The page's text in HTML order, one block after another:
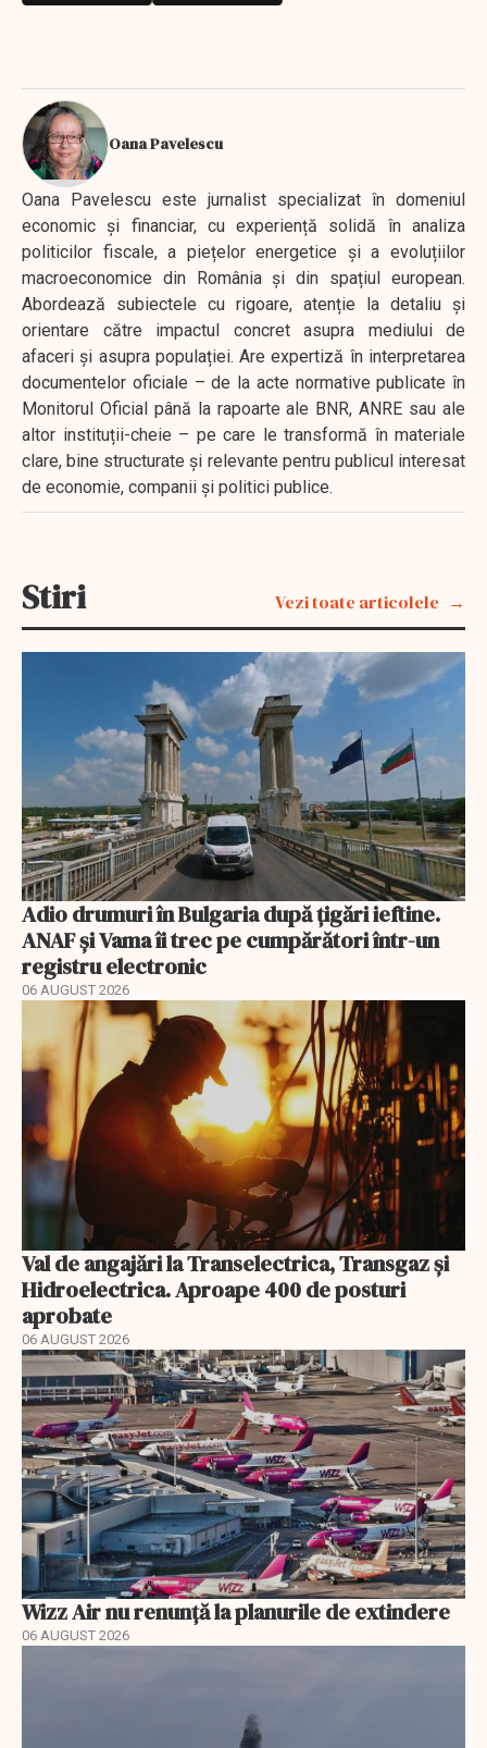
Oana Pavelescu
Oana Pavelescu este jurnalist specializat în domeniul
economic și financiar, cu experiență solidă în analiza
politicilor fiscale, a piețelor energetice și a evoluțiilor
macroeconomice din România și din spațiul european.
Abordează subiectele cu rigoare, atenție la detaliu și
orientare către impactul concret asupra mediului de
afaceri și asupra populației. Are expertiză în interpretarea
documentelor oficiale – de la acte normative publicate în
Monitorul Oficial până la rapoarte ale BNR, ANRE sau ale
altor instituții-cheie – pe care le transformă în materiale
clare, bine structurate și relevante pentru publicul interesat
de economie, companii și politici publice.
Stiri Vezi toate articolele
Adio drumuri în Bulgaria după țigări ieftine.
ANAF și Vama îi trec pe cumpărători într-un
registru electronic
06 AUGUST 2026
Val de angajări la Transelectrica, Transgaz și
Hidroelectrica. Aproape 400 de posturi
aprobate
06 AUGUST 2026
Wizz Air nu renunță la planurile de extindere
06 AUGUST 2026